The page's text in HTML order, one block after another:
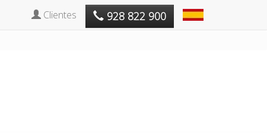
Clientes 928 822 900